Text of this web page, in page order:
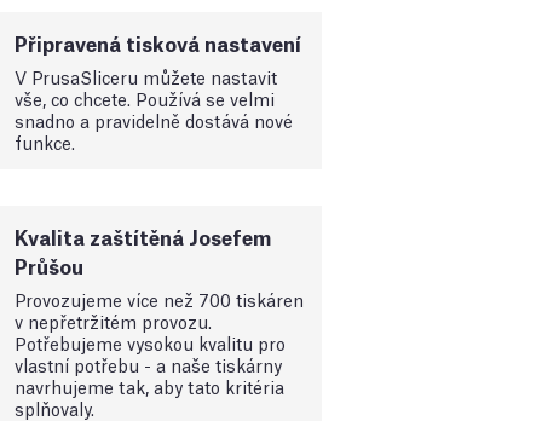
Připravená tisková nastavení
V PrusaSliceru můžete nastavit
vše, co chcete. Používá se velmi
snadno a pravidelně dostává nové
funkce.
Kvalita zaštítěná Josefem
Průšou
Provozujeme více než 700 tiskáren
v nepřetržitém provozu.
Potřebujeme vysokou kvalitu pro
vlastní potřebu - a naše tiskárny
navrhujeme tak, aby tato kritéria
splňovaly.